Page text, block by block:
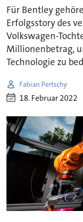
Für Bentley
Erfolgsstory des
Volkswagen-
Millionenbetrag,
Technologie zu
Fabian Pertschy
18. Februar 2022